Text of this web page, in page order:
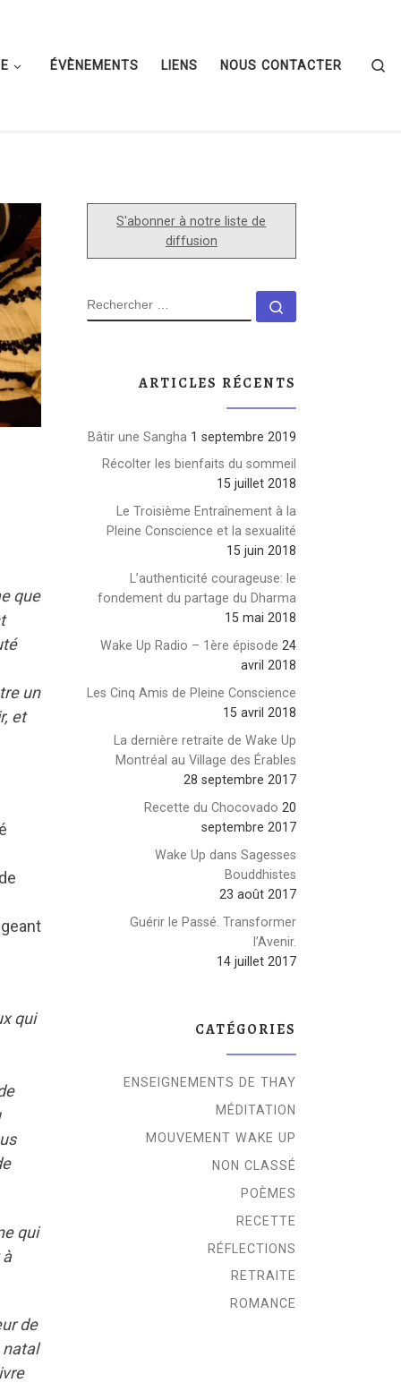
ÉVÈNEMENTS LIENS NOUS CONTACTER
que
un
et
qui
qui
de
natal
S'abonner à notre liste de
diffusion
RECHERCHER
ARTICLES RÉCENTS
Bâtir une Sangha 1 septembre 2019
Récolter les bienfaits du sommeil
15 juillet 2018
Le Troisième Entraînement à la
Pleine Conscience et la sexualité
15 juin 2018
L’authenticité courageuse: le
fondement du partage du Dharma
15 mai 2018
Wake Up Radio – 1ère épisode 24
avril 2018
Les Cinq Amis de Pleine Conscience
15 avril 2018
La dernière retraite de Wake Up
Montréal au Village des Érables
28 septembre 2017
Recette du Chocovado 20
septembre 2017
Wake Up dans Sagesses
Bouddhistes
23 août 2017
Guérir le Passé. Transformer
l’Avenir.
14 juillet 2017
CATÉGORIES
ENSEIGNEMENTS DE THAY
MÉDITATION
MOUVEMENT WAKE UP
NON CLASSÉ
POÈMES
RECETTE
RÉFLECTIONS
RETRAITE
ROMANCE